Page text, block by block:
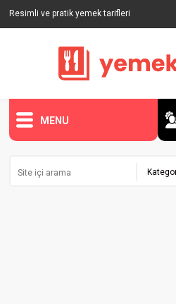
Resimli ve pratik yemek tarifleri
MENU